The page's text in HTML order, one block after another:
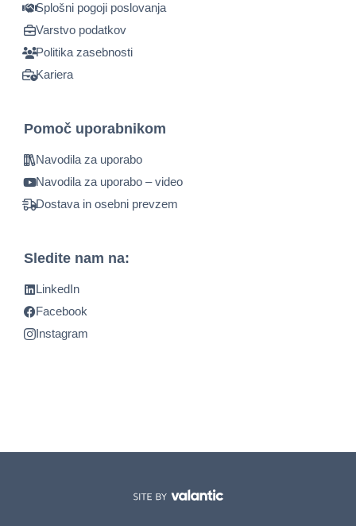
Splošni pogoji poslovanja
Varstvo podatkov
Politika zasebnosti
Kariera
Pomoč uporabnikom
Navodila za uporabo
Navodila za uporabo – video
Dostava in osebni prevzem
Sledite nam na:
LinkedIn
Facebook
Instagram